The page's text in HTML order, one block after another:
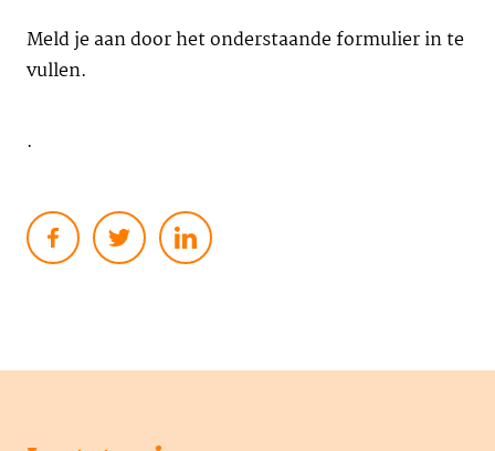
Meld je aan door het onderstaande formulier in te
vullen.
.